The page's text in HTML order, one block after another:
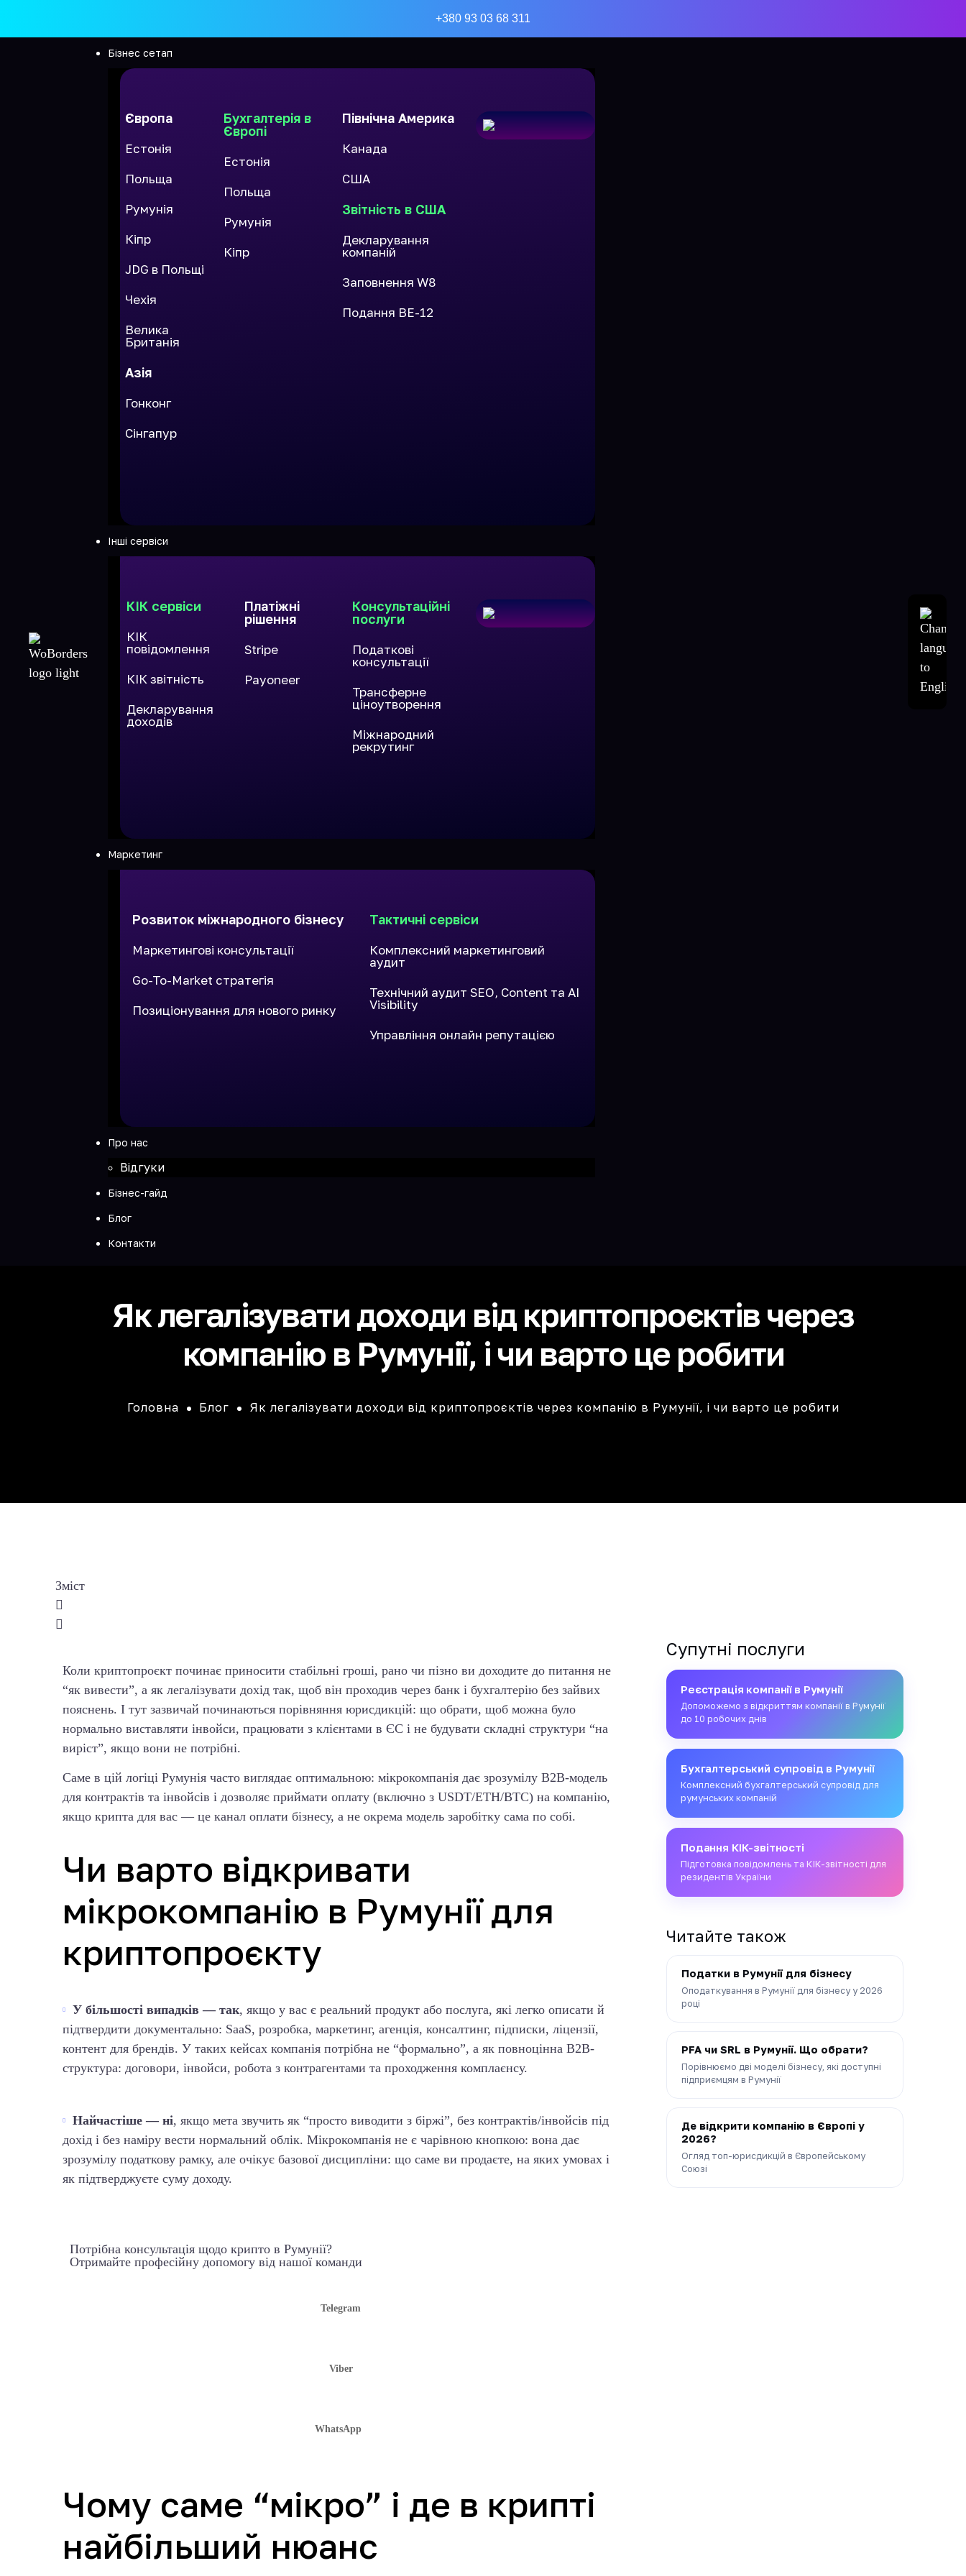
+380 93 03 68 311
Бізнес сетап
Європа
Естонія
Польща
Румунія
Кіпр
JDG в Польщі
Чехія
Велика
Британія
Азія
Гонконг
Сінгапур
Бухгалтерія в
Європі
Естонія
Польща
Румунія
Кіпр
Північна Америка
Канада
США
Звітність в США
Декларування
компаній
Заповнення W8
Подання BE-12
Інші сервіси
КІК сервіси
КІК
повідомлення
КІК звітність
Декларування
доходів
Платіжні
рішення
Stripe
Payoneer
Консультаційні
послуги
Податкові
консультації
Трансферне
ціноутворення
Міжнародний
рекрутинг
Маркетинг
Розвиток міжнародного бізнесу
Маркетингові консультації
Go-To-Market стратегія
Позиціонування для нового ринку
Тактичні сервіси
Комплексний маркетинговий
аудит
Технічний аудит SEO, Content та AI
Visibility
Управління онлайн репутацією
Про нас
Відгуки
Бізнес-гайд
Блог
Контакти
Як легалізувати доходи від криптопроєктів через
компанію в Румунії, і чи варто це робити
Головна Блог Як легалізувати доходи від криптопроєктів через компанію в Румунії, і чи варто це робити
Зміст
Коли криптопроєкт починає приносити стабільні гроші, рано чи пізно ви доходите до питання не
“як вивести”, а як легалізувати дохід так, щоб він проходив через банк і бухгалтерію без зайвих
пояснень. І тут зазвичай починаються порівняння юрисдикцій: що обрати, щоб можна було
нормально виставляти інвойси, працювати з клієнтами в ЄС і не будувати складні структури “на
виріст”, якщо вони не потрібні.
Саме в цій логіці Румунія часто виглядає оптимальною: мікрокомпанія дає зрозумілу B2B-модель
для контрактів та інвойсів і дозволяє приймати оплату (включно з USDT/ETH/BTC) на компанію,
якщо крипта для вас — це канал оплати бізнесу, а не окрема модель заробітку сама по собі.
Чи варто відкривати
мікрокомпанію в Румунії для
криптопроєкту
У більшості випадків — так, якщо у вас є реальний продукт або послуга, які легко описати й
підтвердити документально: SaaS, розробка, маркетинг, агенція, консалтинг, підписки, ліцензії,
контент для брендів. У таких кейсах компанія потрібна не “формально”, а як повноцінна B2B-
структура: договори, інвойси, робота з контрагентами та проходження комплаєнсу.
Найчастіше — ні, якщо мета звучить як “просто виводити з біржі”, без контрактів/інвойсів під
дохід і без наміру вести нормальний облік. Мікрокомпанія не є чарівною кнопкою: вона дає
зрозумілу податкову рамку, але очікує базової дисципліни: що саме ви продаєте, на яких умовах і
як підтверджуєте суму доходу.
Потрібна консультація щодо крипто в Румунії?
Отримайте професійну допомогу від нашої команди
Telegram
Viber
WhatsApp
Чому саме “мікро” і де в крипті
найбільший нюанс
Супутні послуги
Реєстрація компанії в Румунії
Допоможемо з відкриттям компанії в Румунії
до 10 робочих днів
Бухгалтерський супровід в Румунії
Комплексний бухгалтерський супровід для
румунських компаній
Подання КІК-звітності
Підготовка повідомлень та КІК-звітності для
резидентів України
Читайте також
Податки в Румунії для бізнесу
Оподаткування в Румунії для бізнесу у 2026
році
PFA чи SRL в Румунії. Що обрати?
Порівнюємо дві моделі бізнесу, які доступні
підприємцям в Румунії
Де відкрити компанію в Європі у
2026?
Огляд топ-юрисдикцій в Європейському
Союзі